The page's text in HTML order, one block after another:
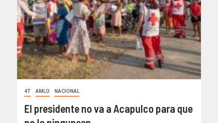
4T AMLO NACIONAL
El presidente no va a Acapulco para que